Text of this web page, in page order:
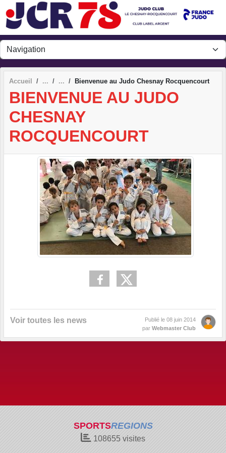
Accueil Bienvenue au Judo Chesnay Rocquencourt
BIENVENUE AU JUDO
CHESNAY
ROCQUENCOURT
Voir toutes les news Publié le 08 juin 2014
par Webmaster Club
SPORTSREGIONS
108655 visites
Panneau de gestion des cookies